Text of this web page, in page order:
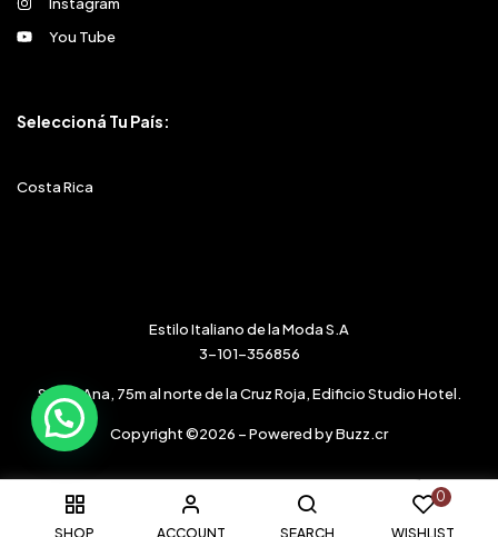
SHOP ACCOUNT SEARCH
0
WISHLIST
Instagram
You Tube
Seleccioná Tu País:
Costa Rica
Estilo Italiano de la Moda S.A
3-101-356856
Santa Ana, 75m al norte de la Cruz Roja, Edificio Studio Hotel.
Copyright ©2026 – Powered by Buzz.cr